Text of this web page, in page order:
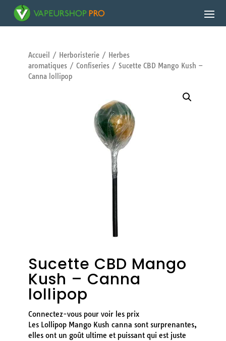
Accueil / Herboristerie/ Herbes
aromatiques/ Confiseries/ Sucette CBD Mango Kush –
Canna lollipop
Sucette CBD Mango
Kush – Canna
lollipop
Connectez-vous pour voir les prix
Les Lollipop Mango Kush canna sont surprenantes,
elles ont un goût ultime et puissant qui est juste